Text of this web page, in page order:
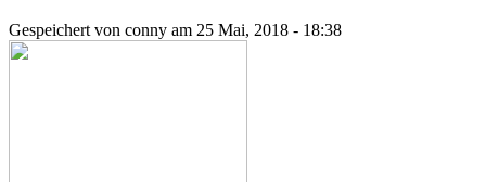
Gespeichert von conny am 25 Mai, 2018 - 18:38